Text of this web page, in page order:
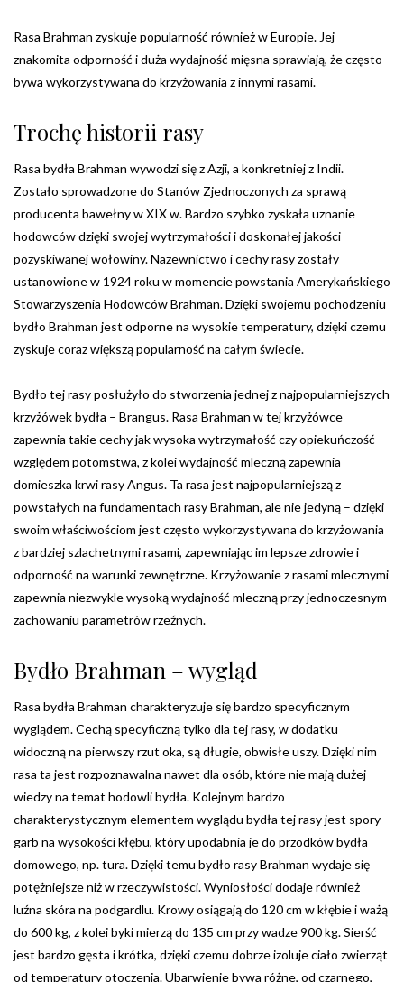
Rasa Brahman zyskuje popularność również w Europie. Jej
znakomita odporność i duża wydajność mięsna sprawiają, że często
bywa wykorzystywana do krzyżowania z innymi rasami.
Trochę historii rasy
Rasa bydła Brahman wywodzi się z Azji, a konkretniej z Indii.
Zostało sprowadzone do Stanów Zjednoczonych za sprawą
producenta bawełny w XIX w. Bardzo szybko zyskała uznanie
hodowców dzięki swojej wytrzymałości i doskonałej jakości
pozyskiwanej wołowiny. Nazewnictwo i cechy rasy zostały
ustanowione w 1924 roku w momencie powstania Amerykańskiego
Stowarzyszenia Hodowców Brahman. Dzięki swojemu pochodzeniu
bydło Brahman jest odporne na wysokie temperatury, dzięki czemu
zyskuje coraz większą popularność na całym świecie.
Bydło tej rasy posłużyło do stworzenia jednej z najpopularniejszych
krzyżówek bydła – Brangus. Rasa Brahman w tej krzyżówce
zapewnia takie cechy jak wysoka wytrzymałość czy opiekuńczość
względem potomstwa, z kolei wydajność mleczną zapewnia
domieszka krwi rasy Angus. Ta rasa jest najpopularniejszą z
powstałych na fundamentach rasy Brahman, ale nie jedyną – dzięki
swoim właściwościom jest często wykorzystywana do krzyżowania
z bardziej szlachetnymi rasami, zapewniając im lepsze zdrowie i
odporność na warunki zewnętrzne. Krzyżowanie z rasami mlecznymi
zapewnia niezwykle wysoką wydajność mleczną przy jednoczesnym
zachowaniu parametrów rzeźnych.
Bydło Brahman – wygląd
Rasa bydła Brahman charakteryzuje się bardzo specyficznym
wyglądem. Cechą specyficzną tylko dla tej rasy, w dodatku
widoczną na pierwszy rzut oka, są długie, obwisłe uszy. Dzięki nim
rasa ta jest rozpoznawalna nawet dla osób, które nie mają dużej
wiedzy na temat hodowli bydła. Kolejnym bardzo
charakterystycznym elementem wyglądu bydła tej rasy jest spory
garb na wysokości kłębu, który upodabnia je do przodków bydła
domowego, np. tura. Dzięki temu bydło rasy Brahman wydaje się
potężniejsze niż w rzeczywistości. Wyniosłości dodaje również
luźna skóra na podgardlu. Krowy osiągają do 120 cm w kłębie i ważą
do 600 kg, z kolei byki mierzą do 135 cm przy wadze 900 kg. Sierść
jest bardzo gęsta i krótka, dzięki czemu dobrze izoluje ciało zwierząt
od temperatury otoczenia. Ubarwienie bywa różne, od czarnego,